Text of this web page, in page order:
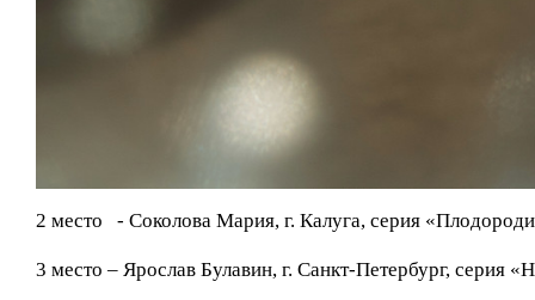
2 место - Соколова Мария, г. Калуга, серия
3 место – Ярослав Булавин, г. Санкт-Петербург, серия